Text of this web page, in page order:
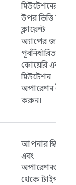
মিউটেশনের
উপর ভিত্তি করে
ক্লায়েন্ট
অ্যাপের জন্য
পূর্বনির্ধারিত
কোয়েরি এবং
মিউটেশন
অপারেশন তৈরি
করুন।
আপনার স্কিমা
এবং
অপারেশনগুলো
থেকে টাইপ-